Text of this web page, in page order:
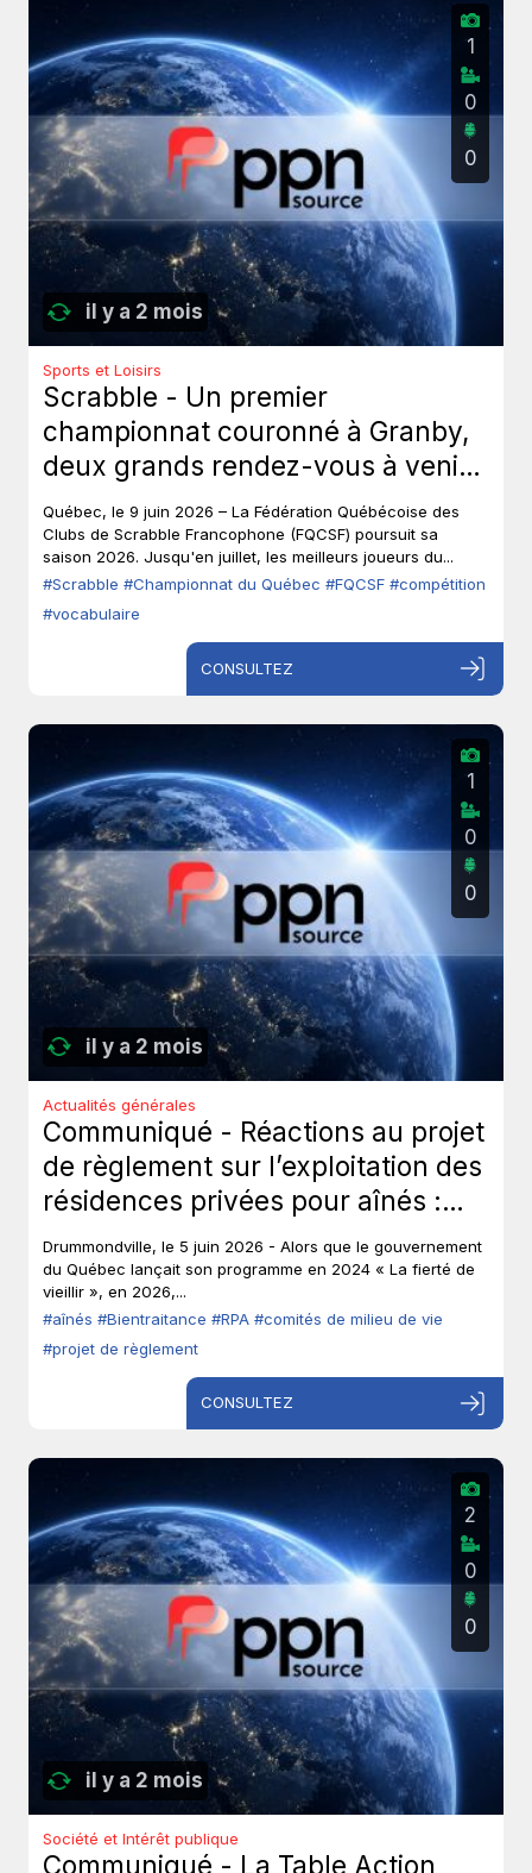
il y a 2 mois
1
0
0
Sports et Loisirs
Scrabble - Un premier
championnat couronné à Granby,
deux grands rendez-vous à venir
au Québec.
Québec, le 9 juin 2026 – La Fédération Québécoise des
Clubs de Scrabble Francophone (FQCSF) poursuit sa
saison 2026. Jusqu'en juillet, les meilleurs joueurs du...
#Scrabble #Championnat du Québec #FQCSF #compétition
#vocabulaire
CONSULTEZ
il y a 2 mois
1
0
0
Actualités générales
Communiqué - Réactions au projet
de règlement sur l’exploitation des
résidences privées pour aînés :
Les aînés ont-ils toujours leur droit
de parole?
Drummondville, le 5 juin 2026 - Alors que le gouvernement
du Québec lançait son programme en 2024 « La fierté de
vieillir », en 2026,...
#aînés #Bientraitance #RPA #comités de milieu de vie
#projet de règlement
CONSULTEZ
il y a 2 mois
2
0
0
Société et Intérêt publique
Communiqué - La Table Action